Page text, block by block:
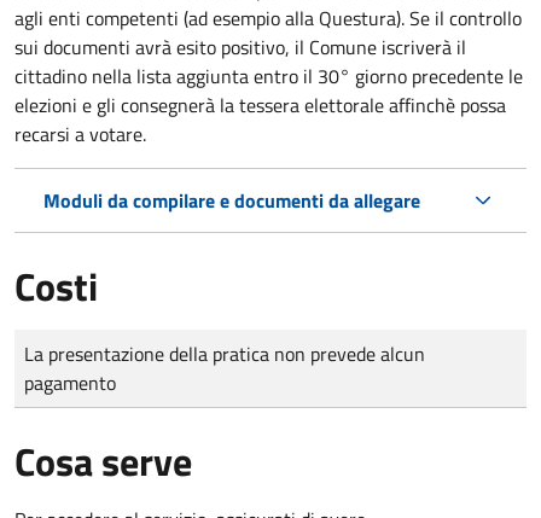
agli enti competenti (ad esempio alla Questura). Se il controllo
sui documenti avrà esito positivo, il Comune iscriverà il
cittadino nella lista aggiunta entro il 30° giorno precedente le
elezioni e gli consegnerà la tessera elettorale affinchè possa
recarsi a votare.
Moduli da compilare e documenti da allegare
Costi
Tipo di pagamento
Importo
La presentazione della pratica non prevede alcun
pagamento
Cosa serve